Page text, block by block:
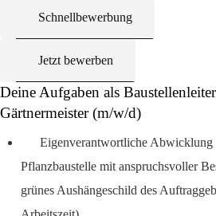
Schnellbewerbung
Jetzt bewerben
Deine Aufgaben als
Gärtnermeister (m/w/d)
Eigenverantwortliche Abwicklung
Pflanzbaustelle mit anspruchsvoller
grünes Aushängeschild des